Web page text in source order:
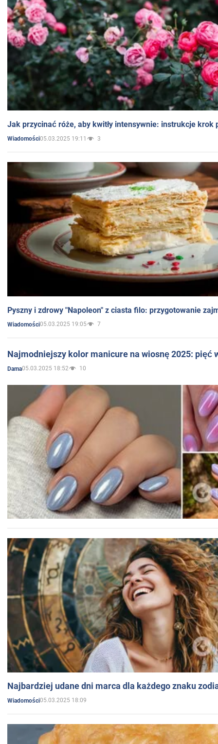
Jak przycinać róże, aby kwitły intensywnie: instrukcje krok
Wiadomości05.03.2025 19:11 3
Pyszny i zdrowy "Napoleon" z ciasta filo: przygotowanie
Wiadomości05.03.2025 19:05 7
Najmodniejszy kolor manicure na wiosnę 2025: pięć
Dama05.03.2025 18:52 10
Najbardziej udane dni marca dla każdego znaku
Wiadomości05.03.2025 18:09